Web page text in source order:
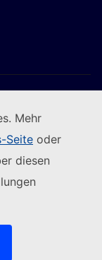
Mehr
Seite oder
diesen
Link)